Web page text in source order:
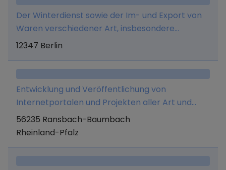
Der Winterdienst sowie der Im- und Export von
Waren verschiedener Art, insbesondere
Baustoffen und Baumaschinen und
12347 Berlin
Entwicklung und Veröffentlichung von
Internetportalen und Projekten aller Art und
deren kommerzielle Vermarktung durch
Affiliatemarketing sowie Import und Export,
56235 Ransbach-Baumbach
Rheinland-Pfalz